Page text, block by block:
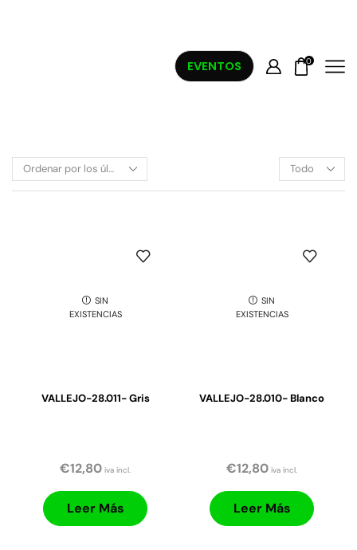
EVENTOS 0
SIN
EXISTENCIAS
VALLEJO-28.011- Gris
€12,80 iva incl.
Leer Más
SIN
EXISTENCIAS
VALLEJO-28.010- Blanco
€12,80 iva incl.
Leer Más